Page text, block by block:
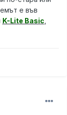
е във
K-Lite Basic